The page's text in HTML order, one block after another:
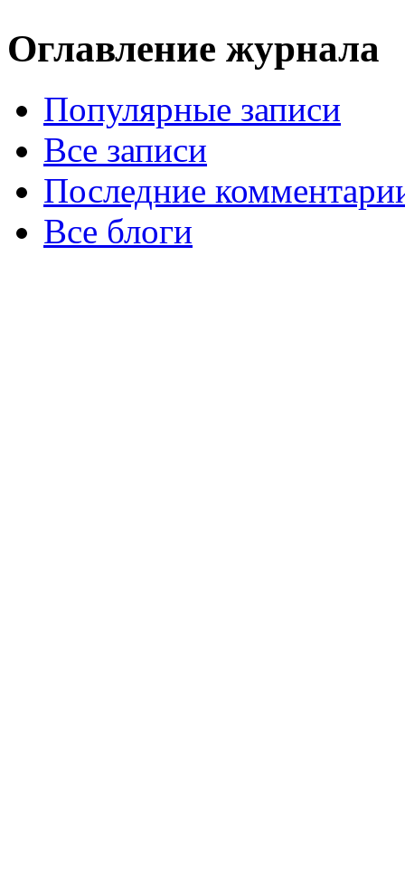
Оглавление журнала
Популярные записи
Все записи
Последние
Все блоги